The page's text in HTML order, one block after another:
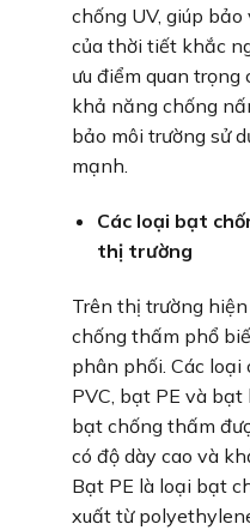
chống UV, giúp
của thời tiết khắc
ưu điểm quan
khả năng chống
bảo môi trường sử
mạnh.
Các loại bạt
thị trường
Trên thị trường
chống thấm phổ
phân phối. Các loại
PVC, bạt PE và
bạt chống thấm
có độ dày cao và
Bạt PE là loại bạt
xuất từ